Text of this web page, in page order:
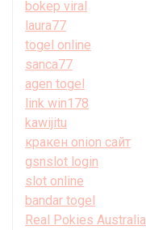
bokep viral
laura77
togel online
sanca77
agen togel
link win178
kawijitu
кракен onion сайт
gsnslot login
slot online
bandar togel
Real Pokies Australia